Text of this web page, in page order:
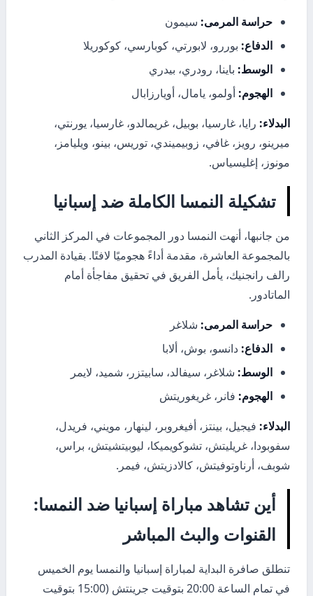
حراسة المرمى: سيمون
الدفاع: بوررو، لابورتي، كوبارسي، كوكوريلا
الوسط: باينا، رودري، بيدري
الهجوم: أولمو، يامال، أويارزابال
البدلاء: رايا، غارسيا، بوبيل، غريمالدو، غارسيا، يورنتي،
ميرينو، رويز، غافي، زوبيميندي، توريس، بينو، ويليامز،
مونوز، إغليسياس.
تشكيلة النمسا الكاملة ضد إسبانيا
من جانبها، أنهت النمسا دور المجموعات في المركز الثاني
بالمجموعة العاشرة، مقدمة أداءً هجوميًا لافتًا. بقيادة المدرب
رالف رانجنيك، يأمل الفريق في تحقيق مفاجأة أمام
الماتادور.
حراسة المرمى: شلاغر
الدفاع: دانسو، بوش، ألابا
الوسط: شلاغر، سيفالد، سابيتزر، شميد، لايمر
الهجوم: فانر، غريغوريتش
البدلاء: فيجيل، بينتز، أفيغروبر، لينهار، مويني، فريدل،
سفوبودا، غريليتش، تشوكويميكا، ليوبيتشيتش، براس،
شوبف، أرناوتوفيتش، كالادزيتش، فيمر.
أين تشاهد مباراة إسبانيا ضد النمسا:
القنوات والبث المباشر
تنطلق صافرة البداية لمباراة إسبانيا والنمسا يوم الخميس
في تمام الساعة 20:00 بتوقيت جرينتش (15:00 بتوقيت